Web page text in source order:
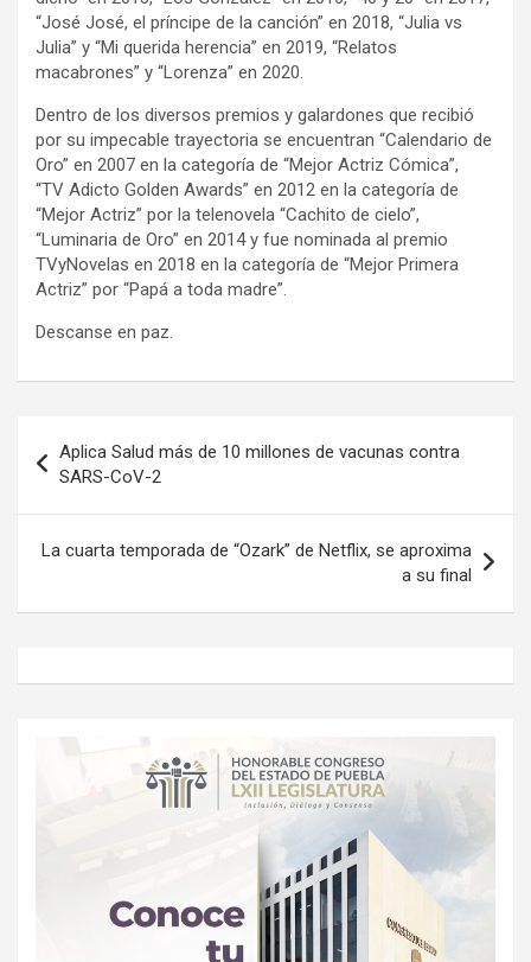
“José José, el príncipe de la canción” en 2018, “Julia vs
Julia” y “Mi querida herencia” en 2019, “Relatos
macabrones” y “Lorenza” en 2020.
Dentro de los diversos premios y galardones que recibió
por su impecable trayectoria se encuentran “Calendario de
Oro” en 2007 en la categoría de “Mejor Actriz Cómica”,
“TV Adicto Golden Awards” en 2012 en la categoría de
“Mejor Actriz” por la telenovela “Cachito de cielo”,
“Luminaria de Oro” en 2014 y fue nominada al premio
TVyNovelas en 2018 en la categoría de “Mejor Primera
Actriz” por “Papá a toda madre”.
Descanse en paz.
de
entradas
Aplica Salud más de 10 millones de vacunas contra
SARS-CoV-2
La cuarta temporada de “Ozark” de Netflix, se aproxima
a su final